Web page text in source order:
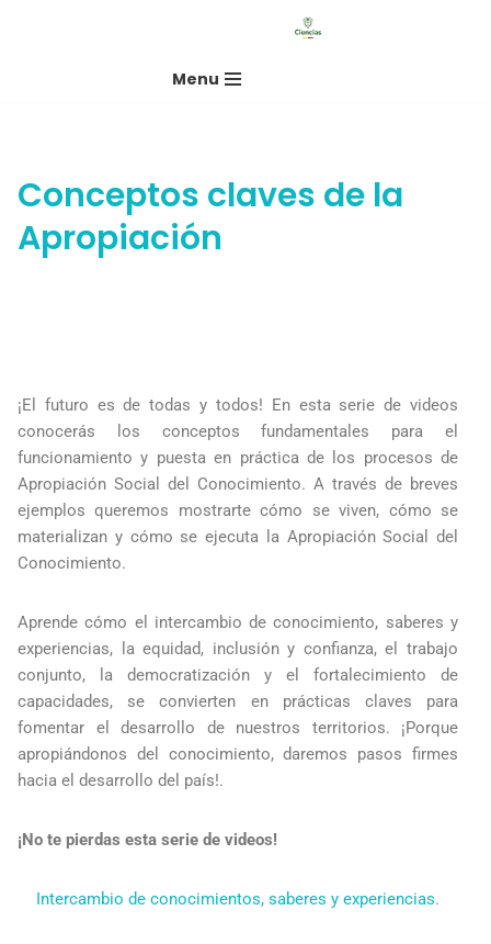
Menu
Conceptos claves de la
Apropiación
¡El futuro es de todas y todos! En esta serie de videos
conocerás los conceptos fundamentales para el
funcionamiento y puesta en práctica de los procesos de
Apropiación Social del Conocimiento. A través de breves
ejemplos queremos mostrarte cómo se viven, cómo se
materializan y cómo se ejecuta la Apropiación Social del
Conocimiento.
Aprende cómo el intercambio de conocimiento, saberes y
experiencias, la equidad, inclusión y confianza, el trabajo
conjunto, la democratización y el fortalecimiento de
capacidades, se convierten en prácticas claves para
fomentar el desarrollo de nuestros territorios. ¡Porque
apropiándonos del conocimiento, daremos pasos firmes
hacia el desarrollo del país!.
¡No te pierdas esta serie de videos!
Intercambio de conocimientos, saberes y experiencias.